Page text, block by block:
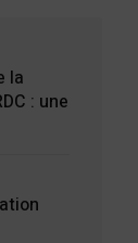
la
: une